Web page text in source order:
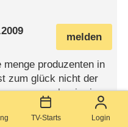
TV-Starts Login
melden
produzenten in
zum glück nicht der
es nach mir ginge,
mitmachen weil er
wäre. aber wer ab